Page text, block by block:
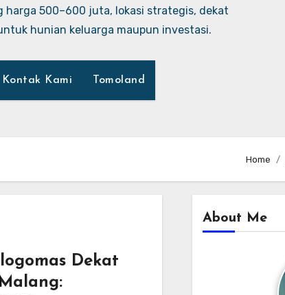
harga 500–600 juta, lokasi strategis, dekat
hunian keluarga maupun investasi.
Kontak Kami Tomoland
Home
Dekat
About Me